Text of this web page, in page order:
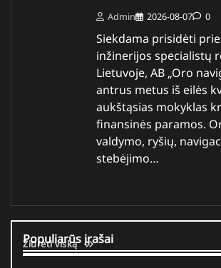
Admin 2026-08-07 0
Siekdama prisidėti
inžinerijos specialistų
Lietuvoje, AB „Oro
antrus metus iš eilės
aukštąsias mokyklas
finansinės paramos.
valdymo, ryšių,
stebėjimo…
Populiarūs įrašai
Žiūrėti viską